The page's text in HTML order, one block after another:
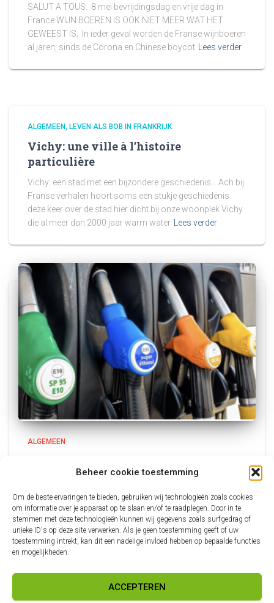
Beheer cookie toestemming
Om de beste ervaringen te bieden, gebruiken wij technologieën zoals cookies
om informatie over je apparaat op te slaan en/of te raadplegen. Door in te
stemmen met deze technologieën kunnen wij gegevens zoals surfgedrag of
unieke ID's op deze site verwerken. Als je geen toestemming geeft of uw
toestemming intrekt, kan dit een nadelige invloed hebben op bepaalde functies
en mogelijkheden.
ACCEPTEREN
SALUT A TOUS: 8 mei bevrijdingsdag en vrije dag in
France WIJN BOEREN IS OOK NIET MEER WAT HET
GEWEEST IS; In ieder geval worden de Franse wijnboeren
al jaren, sinds de Corona en Chinese boycot
Lees verder
ALGEMEEN LEVEN ALS BOB IN FRANKRIJK
Vichy: une ville à l’histoire
particulière
Vichy: een stad met een bijzondere geschiedenis… Ach bij
Franse verhalen hoort soms een stukje geschiedenis
deze keer over de stad hier dicht bij onze woonplek Vichy
die al meer dan 2000 jaar warm water
Lees verder
ALGEMEEN
Dit is een ouder blog van 13 maart die ik in een auto
forum heb geplaatst. Ik ga dit blog weer tot leven brengen
en dit is een test blog. Daarna kan ik het blog Lees verder